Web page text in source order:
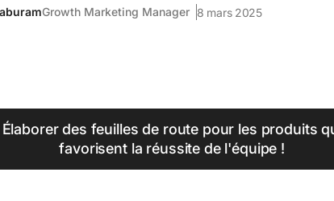
Growth Marketing Manager 8 mars 2025
Élaborer des feuilles de route pour les produits
favorisent la réussite de l'équipe !